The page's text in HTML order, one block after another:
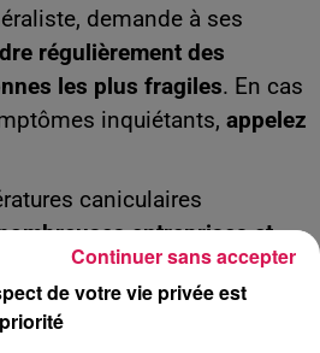
demande à ses
régulièrement des
les plus fragiles. En cas
inquiétants, appelez
caniculaires
entreprises et
cette semaine leurs
s. C’est le cas par exemple
les couvreurs, le
de votre vie privée est
Continuer sans accepter